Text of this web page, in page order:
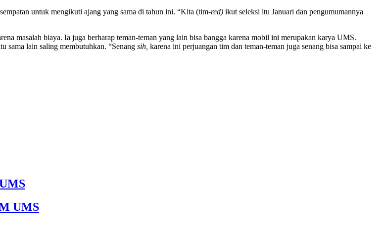
untuk mengikuti ajang yang sama di tahun ini. “Kita (tim-red) ikut seleksi itu Januari dan pengumumannya
masalah biaya. Ia juga berharap teman-teman yang lain bisa bangga karena mobil ini merupakan karya UMS.
sama lain saling membutuhkan. “Senang sih, karena ini perjuangan tim dan teman-teman juga senang bisa sampai ke
UMS